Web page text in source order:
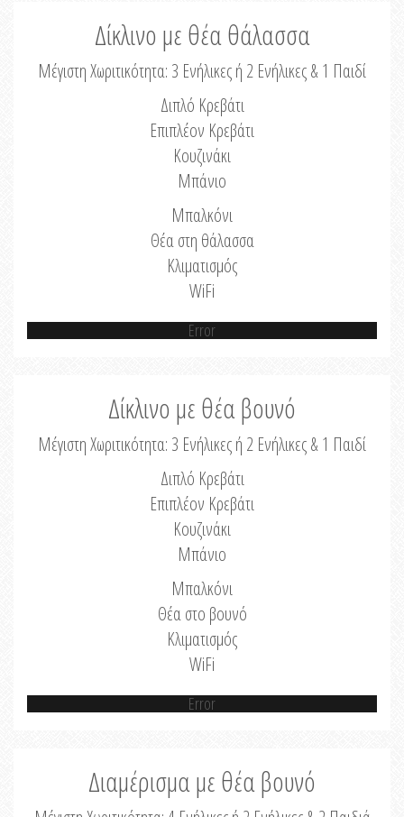
Δίκλινο με θέα θάλασσα
Μέγιστη Χωριτικότητα: 3 Ενήλικες ή 2 Ενήλικες & 1 Παιδί
Διπλό Κρεβάτι
Επιπλέον Κρεβάτι
Κουζινάκι
Μπάνιο
Μπαλκόνι
Θέα στη θάλασσα
Κλιματισμός
WiFi
Error
Δίκλινο με θέα βουνό
Μέγιστη Χωριτικότητα: 3 Ενήλικες ή 2 Ενήλικες & 1 Παιδί
Διπλό Κρεβάτι
Επιπλέον Κρεβάτι
Κουζινάκι
Μπάνιο
Μπαλκόνι
Θέα στο βουνό
Κλιματισμός
WiFi
Error
Διαμέρισμα με θέα βουνό